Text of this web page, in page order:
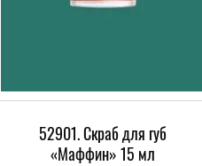
52901. Скраб для губ
«Маффин» 15 мл